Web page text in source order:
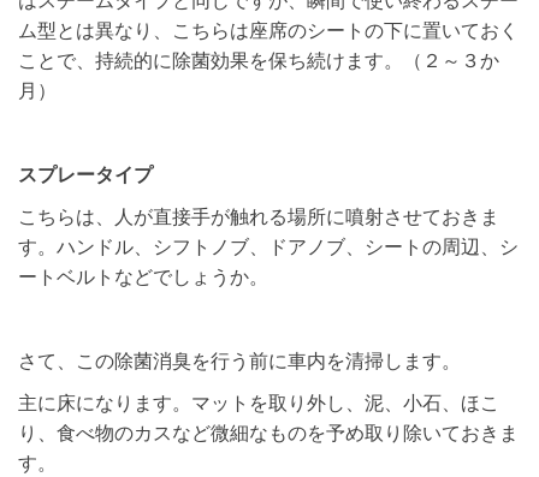
ム型とは異なり、こちらは座席のシートの下に置いておく
ことで、持続的に除菌効果を保ち続けます。（２～３か
月）
スプレータイプ
こちらは、人が直接手が触れる場所に噴射させておきま
す。ハンドル、シフトノブ、ドアノブ、シートの周辺、シ
ートベルトなどでしょうか。
さて、この除菌消臭を行う前に車内を清掃します。
主に床になります。マットを取り外し、泥、小石、ほこ
り、食べ物のカスなど微細なものを予め取り除いておきま
す。